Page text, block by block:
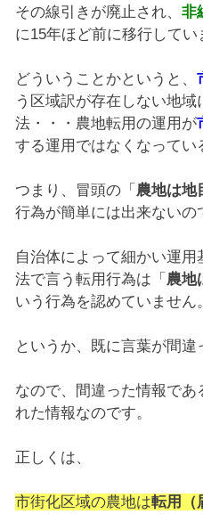
その線引きが廃止され、 非
に15年ほど前に移行してい
どういうことかというと、
う区域訳が存在しない地
法・・・農地転用の運用が
する運用ではなくなってい
つまり、冒頭の「 農地は地
行為が簡単には出来ないの
自治体によって細かい運
法で言う転用行為は「 農地
いう行為を認めていません。
というか、既に言葉が間違
なので、間違った情報で
れた情報なのです。
正しくは、
市街化区域の農地は転用（